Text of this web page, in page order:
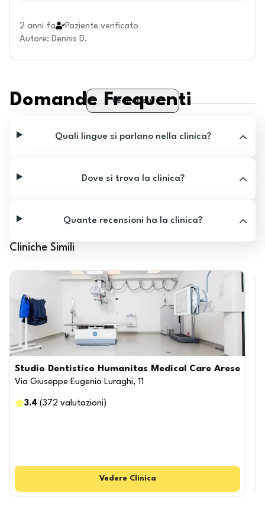
2 anni fa
Paziente verificato
Autore: Dennis D.
Vedi di più
Domande Frequenti
Quali lingue si parlano nella clinica?
Dove si trova la clinica?
Quante recensioni ha la clinica?
Cliniche Simili
Studio Dentistico Humanitas Medical Care Arese
Via Giuseppe Eugenio Luraghi, 11
3.4 (372 valutazioni )
Vedere Clinica